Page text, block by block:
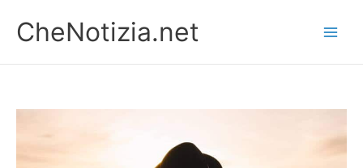
contenuto
CheNotizia.net